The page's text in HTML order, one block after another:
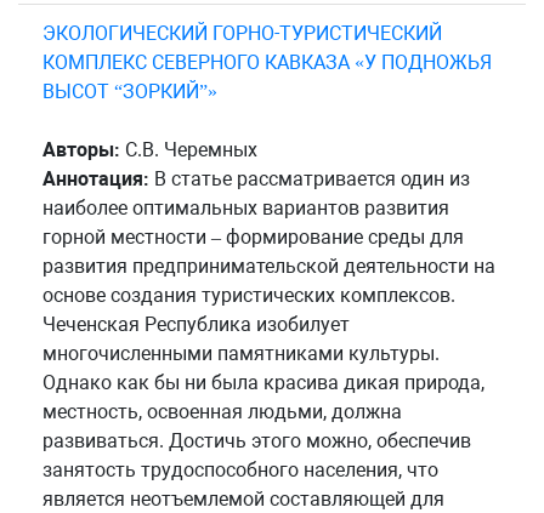
ЭКОЛОГИЧЕСКИЙ ГОРНО-ТУРИСТИЧЕСКИЙ
КОМПЛЕКС СЕВЕРНОГО КАВКАЗА «У ПОДНОЖЬЯ
ВЫСОТ “ЗОРКИЙ”»
Авторы: С.В. Черемных
Аннотация: В статье рассматривается один из
наиболее оптимальных вариантов развития
горной местности – формирование среды для
развития предпринимательской деятельности на
основе создания туристических комплексов.
Чеченская Республика изобилует
многочисленными памятниками культуры.
Однако как бы ни была красива дикая природа,
местность, освоенная людьми, должна
развиваться. Достичь этого можно, обеспечив
занятость трудоспособного населения, что
является неотъемлемой составляющей для